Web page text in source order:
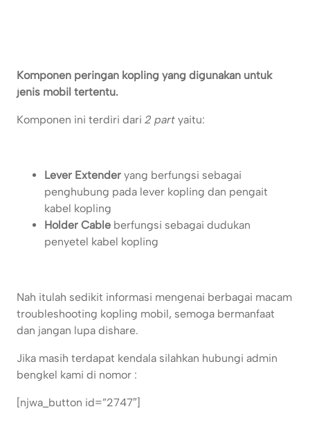
Komponen peringan kopling yang digunakan untuk
jenis mobil tertentu.
Komponen ini terdiri dari 2 part yaitu:
Lever Extender yang berfungsi sebagai
penghubung pada lever kopling dan pengait
kabel kopling
Holder Cable berfungsi sebagai dudukan
penyetel kabel kopling
Nah itulah sedikit informasi mengenai berbagai macam
troubleshooting kopling mobil, semoga bermanfaat
dan jangan lupa dishare.
Jika masih terdapat kendala silahkan hubungi admin
bengkel kami di nomor :
[njwa_button id=”2747″]